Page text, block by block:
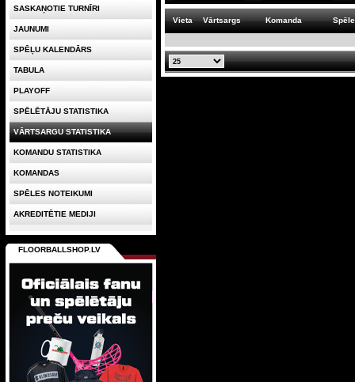
Vieta Vārtsargs Komanda
SASKAŅOTIE TURNĪRI
JAUNUMI
SPĒĻU KALENDĀRS
TABULA
PLAYOFF
SPĒLĒTĀJU STATISTIKA
VĀRTSARGU STATISTIKA
KOMANDU STATISTIKA
KOMANDAS
SPĒLES NOTEIKUMI
AKREDITĒTIE MEDIJI
FLOORBALLSHOP.LV